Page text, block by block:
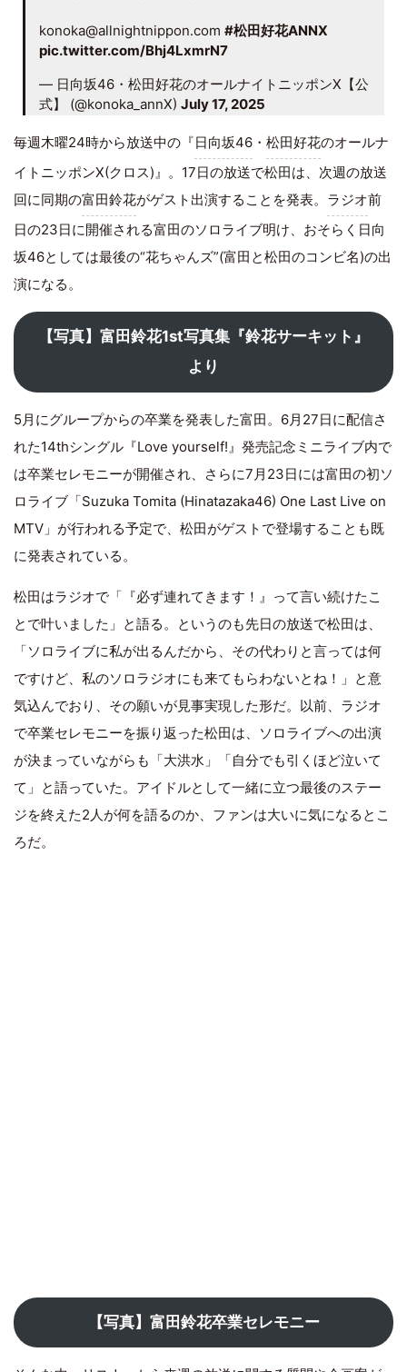
konoka@allnightnippon.com #松田好花ANNX
pic.twitter.com/Bhj4LxmrN7
— 日向坂46・松田好花のオールナイトニッポンX【公
式】 (@konoka_annX) July 17, 2025
毎週木曜24時から放送中の『日向坂46 ・ 松田好花のオールナ
イトニッポンX(クロス)』。17日の放送で松田は、次週の放送
回に同期の富田鈴花がゲスト出演することを発表。 ラジオ前
日の23日に開催される富田のソロライブ明け、おそらく日向
坂46としては最後の“花ちゃんズ”(富田と松田のコンビ名)の出
演になる。
【写真】富田鈴花1st写真集『鈴花サーキット』
より
5月にグループからの卒業を発表した富田。6月27日に配信さ
れた14thシングル『Love yourself!』発売記念ミニライブ内で
は卒業セレモニーが開催され、さらに7月23日には富田の初ソ
ロライブ「Suzuka Tomita (Hinatazaka46) One Last Live on
MTV」が行われる予定で、松田がゲストで登場することも既
に発表されている。
松田はラジオで「『必ず連れてきます！』って言い続けたこ
とで叶いました」と語る。というのも先日の放送で松田は、
「ソロライブに私が出るんだから、その代わりと言っては何
ですけど、私のソロラジオにも来てもらわないとね！」と意
気込んでおり、その願いが見事実現した形だ。以前、ラジオ
で卒業セレモニーを振り返った松田は、ソロライブへの出演
が決まっていながらも「大洪水」「自分でも引くほど泣いて
て」と語っていた。アイドルとして一緒に立つ最後のステー
ジを終えた2人が何を語るのか、ファンは大いに気になるとこ
ろだ。
【写真】富田鈴花卒業セレモニー